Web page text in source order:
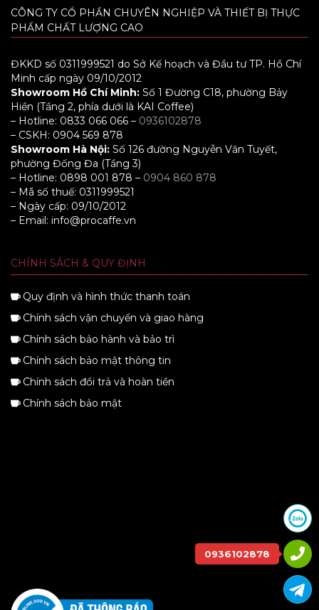
CÔNG TY CỔ PHẦN CHUYÊN NGHIỆP VÀ THIẾT BỊ THỰC
PHẨM CHẤT LƯỢNG CAO
ĐKKD số 0311999521 do Sở Kế hoạch và Đầu tư TP. Hồ Chí
Minh cấp ngày 09/10/2012
Showroom Hồ Chí Minh: Số 1 Đường C18, phường Bảy
Hiền (Tầng 2, phía dưới là KAI Coffee)
– Hotline: 0833 066 066 – 0936102878
– CSKH: 0904 569 878
Showroom Hà Nội: Số 126 đường Nguyễn Văn Tuyết,
phường Đống Đa (Tầng 3)
– Hotline: 0898 001 878 – 0904 860 878
– Mã số thuế: 0311999521
– Ngày cấp: 09/10/2012
– Email: info@procaffe.vn
CHÍNH SÁCH & QUY ĐỊNH
Quy định và hình thức thanh toán
Chính sách vận chuyển và giao hàng
Chính sách bảo hành và bảo trì
Chính sách bảo mật thông tin
Chính sách đổi trả và hoàn tiền
Chính sách bảo mật
0936102878